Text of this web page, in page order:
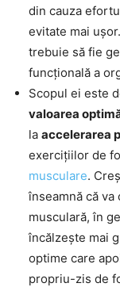
din cauza
evitate mai
trebuie să fie
funcțională a
Scopul ei este
valoarea
la accelerarea
exercițiilor de
musculare.
înseamnă că
musculară, în
încălzește mai
optime care
propriu-zis de